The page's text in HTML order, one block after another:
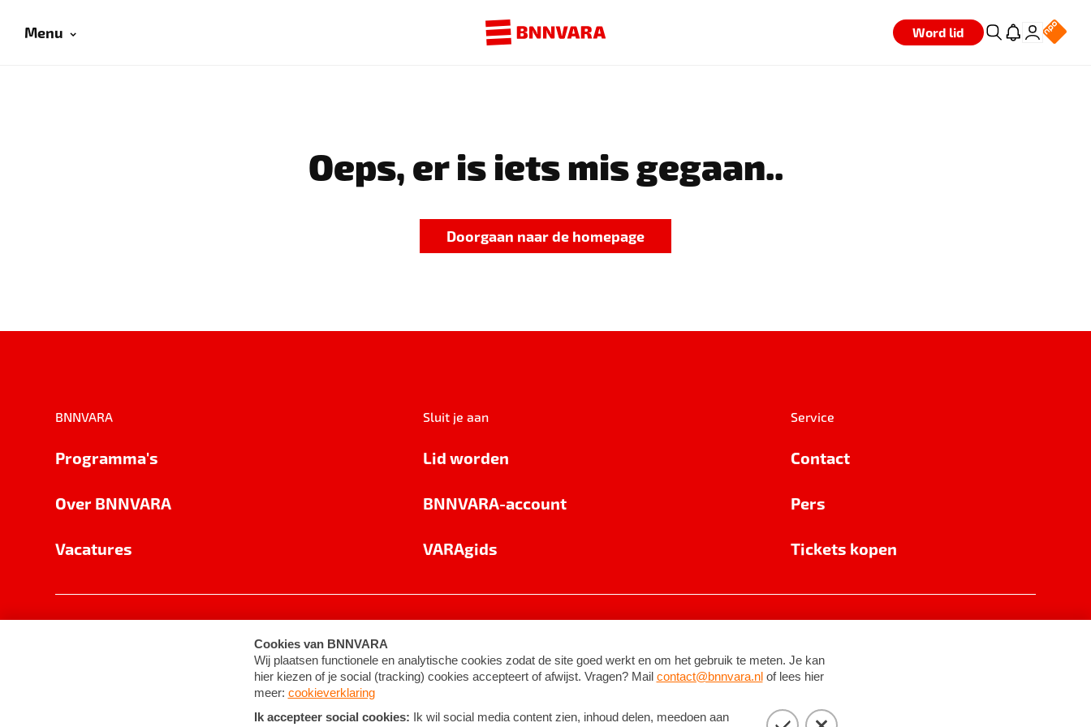
Menu Word lid
Oeps, er is iets mis gegaan..
Doorgaan naar de homepage
BNNVARA
Programma's
Over BNNVARA
Vacatures
Sluit je aan
Lid worden
BNNVARA-account
VARAgids
Service
Contact
Pers
Tickets kopen
Cookie-instellingen Algemene voorwaarden ©2026BNNVARA